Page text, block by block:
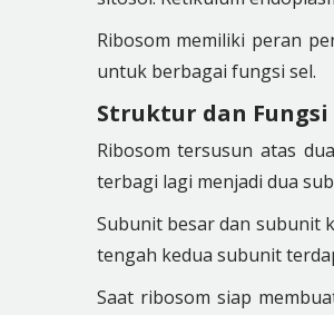
Ribosom memiliki peran
untuk berbagai fungsi sel.
Struktur dan Fungsi
Ribosom tersusun atas
terbagi lagi menjadi dua
Subunit besar dan subunit
tengah kedua subunit
Saat ribosom siap